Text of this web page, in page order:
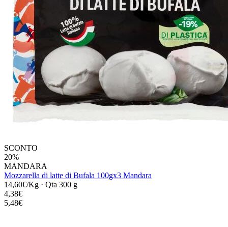
SCONTO
20%
MANDARA
Mozzarella di latte di Bufala 100gx3 Mandara
14,60€/Kg · Qta 300 g
4,38€
5,48€